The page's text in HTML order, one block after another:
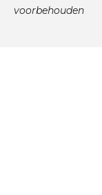
voorbehouden